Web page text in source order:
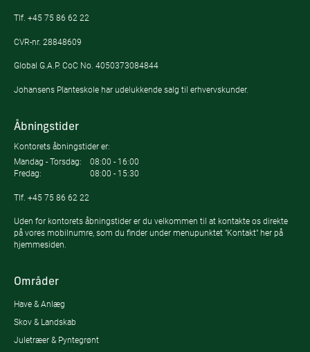
Tlf. +45 75 86 62 22
CVR-nr. 28848609
Global G.A.P. CoC No. 4050373084844
Johansens Planteskole har udelukkende salg til erhvervskunder.
Åbningstider
Kontorets åbningstider er:
Mandag - Torsdag:
08:00 - 16:00
Fredag:
08:00 - 15:30
Tlf. +45 75 86 62 22
Uden for kontorets åbningstider er du velkommen til at kontakte os direkte
på vores mobilnumre, som du finder under menupunktet "Kontakt" her på
hjemmesiden.
Områder
Have & Anlæg
Skov & Landskab
Juletræer & Pyntegrønt